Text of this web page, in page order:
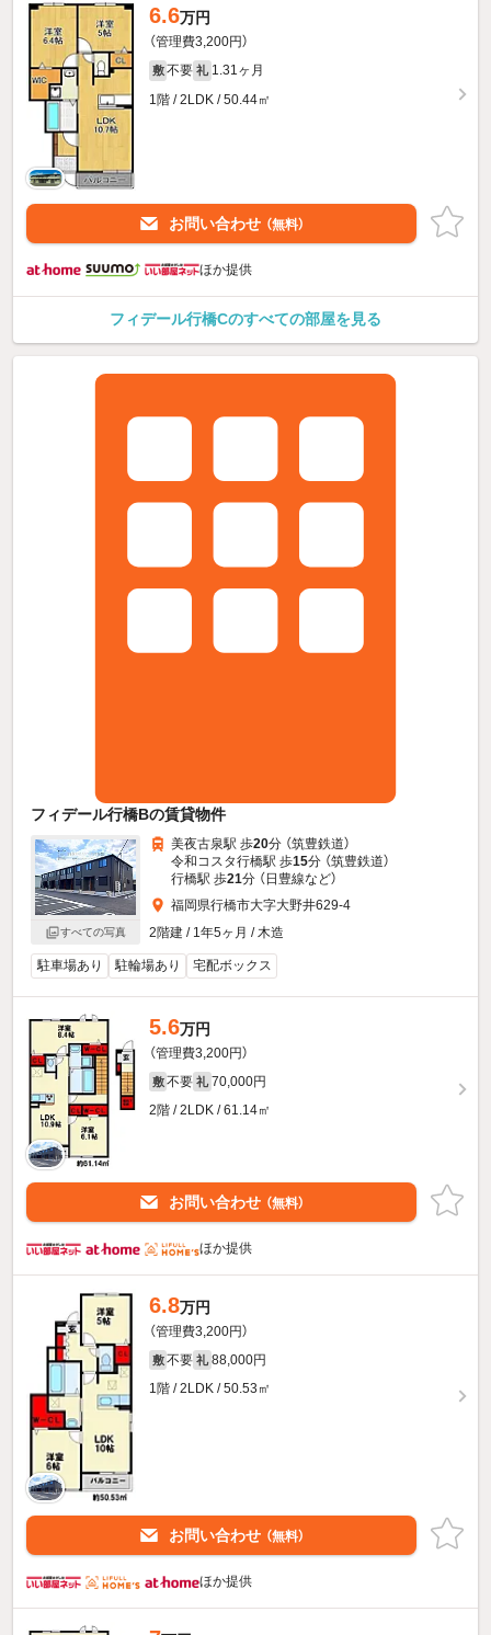
6.6万円
（管理費3,200円）
敷 不要 礼 1.31ヶ月
1階 / 2LDK / 50.44㎡
お問い合わせ （無料）
ほか提供
フィデール行橋Cのすべての部屋を見る
フィデール行橋Bの賃貸物件
すべての写真
美夜古泉駅 歩20分 （筑豊鉄道）
令和コスタ行橋駅 歩15分 （筑豊鉄道）
行橋駅 歩21分 （日豊線など）
福岡県行橋市大字大野井629-4
2階建 / 1年5ヶ月 / 木造
駐車場あり 駐輪場あり 宅配ボックス
5.6万円
（管理費3,200円）
敷 不要 礼 70,000円
2階 / 2LDK / 61.14㎡
お問い合わせ （無料）
ほか提供
6.8万円
（管理費3,200円）
敷 不要 礼 88,000円
1階 / 2LDK / 50.53㎡
お問い合わせ （無料）
ほか提供